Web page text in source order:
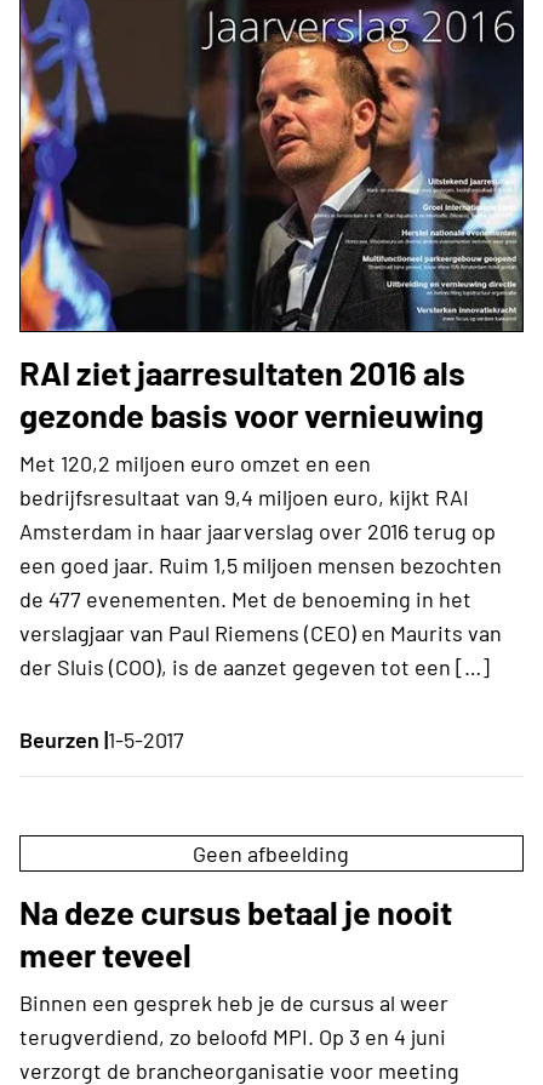
RAI ziet jaarresultaten 2016 als
gezonde basis voor vernieuwing
Met 120,2 miljoen euro omzet en een
bedrijfsresultaat van 9,4 miljoen euro, kijkt RAI
Amsterdam in haar jaarverslag over 2016 terug op
een goed jaar. Ruim 1,5 miljoen mensen bezochten
de 477 evenementen. Met de benoeming in het
verslagjaar van Paul Riemens (CEO) en Maurits van
der Sluis (COO), is de aanzet gegeven tot een […]
Beurzen |1-5-2017
Geen afbeelding
Na deze cursus betaal je nooit
meer teveel
Binnen een gesprek heb je de cursus al weer
terugverdiend, zo beloofd MPI. Op 3 en 4 juni
verzorgt de brancheorganisatie voor meeting